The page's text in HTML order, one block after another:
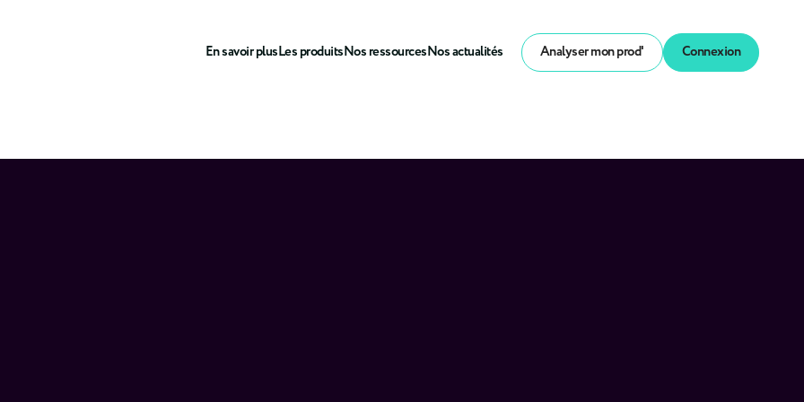
En savoir plusLes produitsNos ressourcesNos actualités Analyser mon prod' Connexion